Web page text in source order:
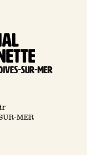
sur-mer
MER